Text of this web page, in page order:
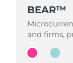
BEAR™
and firms,
BEAR™
and firms,
All
All
All
All
脫毛
芬蘭
法國